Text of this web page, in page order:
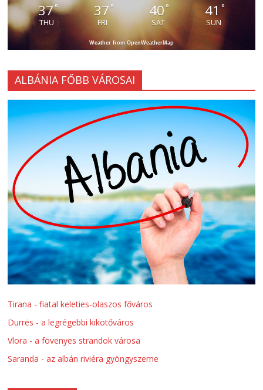
37°
THU
37°
FRI
40 °
SAT
41°
SUN
Weather from OpenWeatherMap
ALBÁNIA FŐBB VÁROSAI
Tirana - fiatal keleties-olaszos főváros
Durrës - a legrégebbi kikötőváros
Vlora - a fövenyes strandok városa
Saranda - az albán riviéra gyöngyszeme